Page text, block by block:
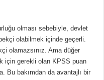
olması sebebiyle, devlet
olabilmek içinde geçerli.
olamazsınız. Ama düğer
için gerekli olan KPSS puan
Bu bakımdan da avantajlı bir